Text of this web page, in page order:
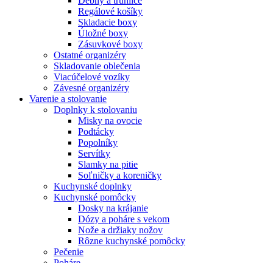
Regálové košíky
Skladacie boxy
Úložné boxy
Zásuvkové boxy
Ostatné organizéry
Skladovanie oblečenia
Viacúčelové vozíky
Závesné organizéry
Varenie a stolovanie
Doplnky k stolovaniu
Misky na ovocie
Podtácky
Popolníky
Servítky
Slamky na pitie
Soľničky a koreničky
Kuchynské doplnky
Kuchynské pomôcky
Dosky na krájanie
Dózy a poháre s vekom
Nože a držiaky nožov
Rôzne kuchynské pomôcky
Pečenie